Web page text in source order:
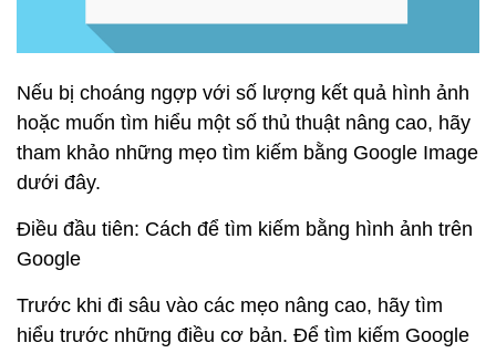
Nếu bị choáng ngợp với số lượng kết quả hình ảnh
hoặc muốn tìm hiểu một số thủ thuật nâng cao, hãy
tham khảo những mẹo tìm kiếm bằng Google Image
dưới đây.
Điều đầu tiên: Cách để tìm kiếm bằng hình ảnh trên
Google
Trước khi đi sâu vào các mẹo nâng cao, hãy tìm
hiểu trước những điều cơ bản. Để tìm kiếm Google